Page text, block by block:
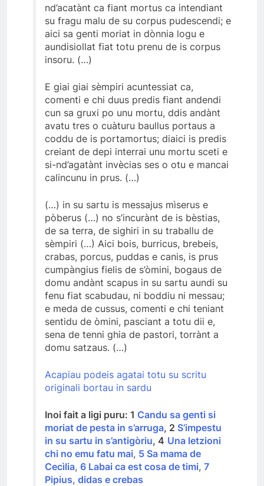
nd’acatànt ca fiant mortus ca intendiant
su fragu malu de su corpus pudescendi; e
aici sa genti moriat in dònnia logu e
aundisiollat fiat totu prenu de is corpus
insoru. (…)
E giai giai sèmpiri acuntessiat ca,
comenti e chi duus predis fiant andendi
cun sa gruxi po unu mortu, ddis andànt
avatu tres o cuàturu baullus portaus a
coddu de is portamortus; diaici is predis
creiant de depi interrai unu mortu sceti e
si-nd’agatànt invècias ses o otu e mancai
calincunu in prus. (…)
(…) in su sartu is messajus mìserus e
pòberus (…) no s’incurànt de is bèstias,
de sa terra, de sighiri in su traballu de
sèmpiri (…) Aici bois, burricus, brebeis,
crabas, porcus, puddas e canis, is prus
cumpàngius fielis de s’òmini, bogaus de
domu andànt scapus in su sartu aundi su
fenu fiat scabudau, ni boddiu ni messau;
e meda de cussus, comenti e chi teniant
sentidu de òmini, pasciant a totu dii e,
sena de tenni ghia de pastori, torrànt a
domu satzaus. (…)
Acapiau podeis agatai totu su scritu
originali bortau in sardu
Inoi fait a ligi puru: 1 Candu sa genti si
moriat de pesta in s’arruga, 2 S’impestu
in su sartu in s’antigòriu, 4 Una letzioni
chi no emu fatu mai, 5 Sa mama de
Cecìlia, 6 Labai ca est cosa de timi, 7
Pipius, didas e crebas